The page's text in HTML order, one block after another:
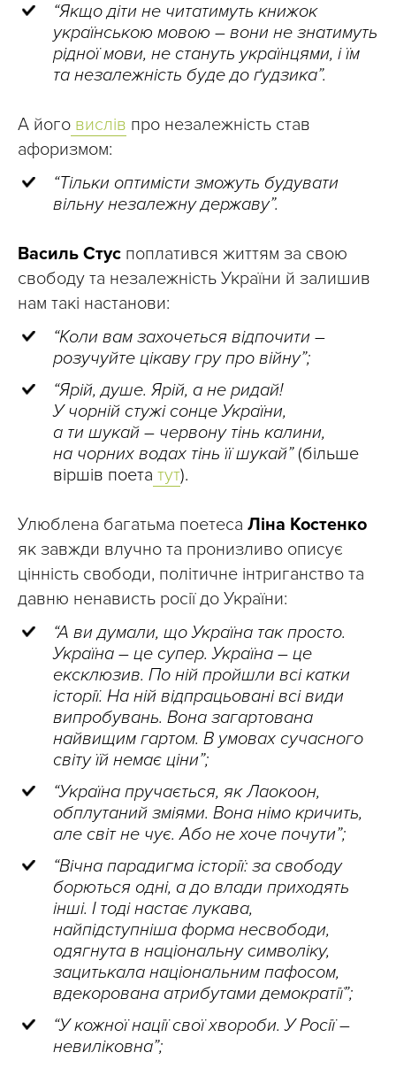
“Якщо діти не читатимуть книжок
українською мовою – вони не знатимуть
рідної мови, не стануть українцями, і їм
та незалежність буде до ґудзика”.
А його вислів про незалежність став
афоризмом:
“Тільки оптимісти зможуть будувати
вільну незалежну державу”.
Василь Стус поплатився життям за свою
свободу та незалежність України й залишив
нам такі настанови:
“Коли вам захочеться відпочити –
розучуйте цікаву гру про війну”;
“Ярій, душе. Ярій, а не ридай!
У чорній стужі сонце України,
а ти шукай – червону тінь калини,
на чорних водах тінь її шукай” (більше
віршів поета тут).
Улюблена багатьма поетеса Ліна Костенко
як завжди влучно та пронизливо описує
цінність свободи, політичне інтриганство та
давню ненависть росії до України:
“А ви думали, що Україна так просто.
Україна – це супер. Україна – це
ексклюзив. По ній пройшли всі катки
історії. На ній відпрацьовані всі види
випробувань. Вона загартована
найвищим гартом. В умовах сучасного
світу їй немає ціни”;
“Україна пручається, як Лаокоон,
обплутаний зміями. Вона німо кричить,
але світ не чує. Або не хоче почути”;
“Вічна парадигма історії: за свободу
борються одні, а до влади приходять
інші. І тоді настає лукава,
найпідступніша форма несвободи,
одягнута в національну символіку,
зацитькала національним пафосом,
вдекорована атрибутами демократії”;
“У кожної нації свої хвороби. У Росії –
невиліковна”;